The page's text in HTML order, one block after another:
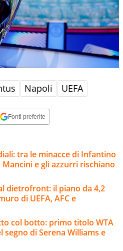
Napoli UEFA
Fonti preferite
tra le minacce di Infantino
Mancini e gli azzurri rischiano
dietrofront: il piano da 4,2
di UEFA, AFC e
col botto: primo titolo WTA
segno di Serena Williams e